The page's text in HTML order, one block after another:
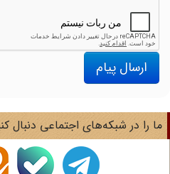
ارسال پیام
را در شبکه‌های اجتماعی دنبال کنید